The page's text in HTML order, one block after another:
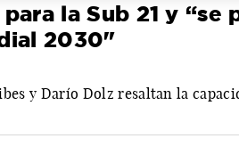
la Sub 21 y “se
2030"
y Darío Dolz resaltan la